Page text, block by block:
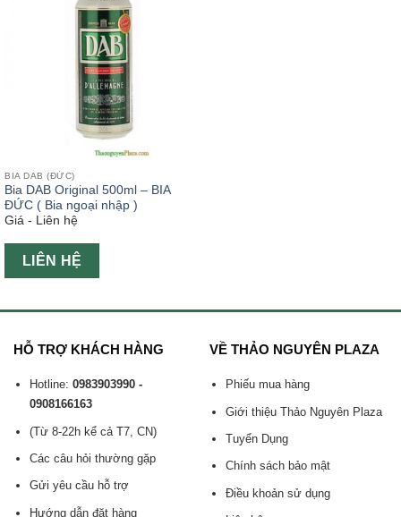
BIA DAB (ĐỨC)
Bia DAB Original 500ml – BIA
ĐỨC ( Bia ngoại nhập )
Giá - Liên hệ
LIÊN HỆ
HỖ TRỢ KHÁCH HÀNG
Hotline: 0983903990 -
0908166163
(Từ 8-22h kể cả T7, CN)
Các câu hỏi thường gặp
Gửi yêu cầu hỗ trợ
Hướng dẫn đặt hàng
VỀ THẢO NGUYÊN PLAZA
Phiếu mua hàng
Giới thiệu Thảo Nguyên Plaza
Tuyển Dụng
Chính sách bảo mật
Điều khoản sử dụng